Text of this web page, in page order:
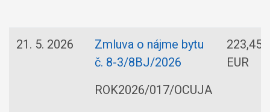
21. 5. 2026
Zmluva o nájme bytu
č. 8-3/8BJ/2026
ROK2026/017/OCUJA
223,45
EUR